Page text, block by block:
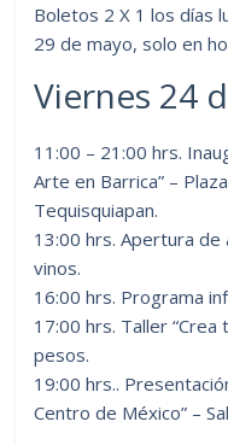
Boletos 2 X 1 los días
29 de mayo, solo en
Viernes 24
11:00 – 21:00 hrs.
Arte en Barrica” –
Tequisquiapan.
13:00 hrs. Apertura
vinos.
16:00 hrs. Programa
17:00 hrs. Taller “Crea
pesos.
19:00 hrs..
Centro de México” –